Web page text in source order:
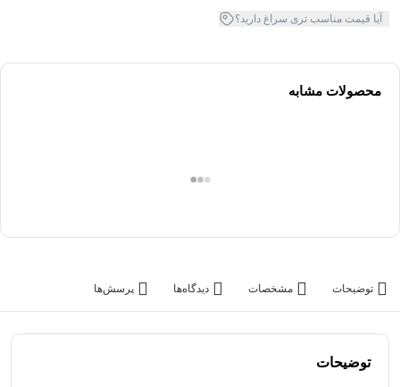
آیا قیمت مناسب تری سراغ دارید؟
محصولات مشابه
توضیحات مشخصات دیدگاه‌ها پرسش‌ها
توضیحات